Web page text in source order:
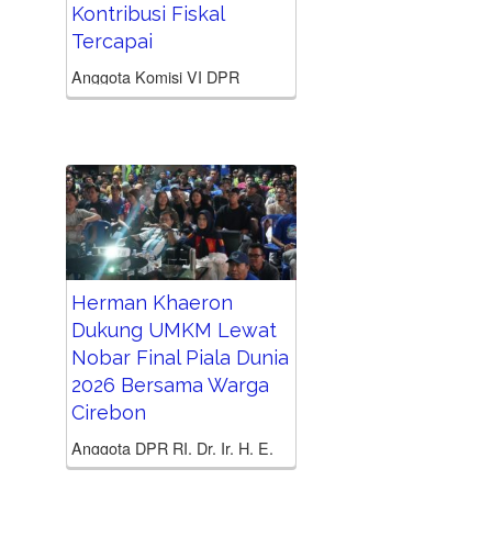
Kontribusi Fiskal
Tercapai
Anggota Komisi VI DPR
RI Herman Khaeron menilai
restrukturisasi harus menjadi
prioritas
sebelum pemerintah menjalankan
kebijakan streamlining atau
penggabungan perusahaan.
Menurut Herman, masih
banyak BUMN yang
menghadapi...
Herman Khaeron
Dukung UMKM Lewat
Nobar Final Piala Dunia
2026 Bersama Warga
Cirebon
Anggota DPR RI, Dr. Ir. H. E.
Herman Khaeron, M.Si.,